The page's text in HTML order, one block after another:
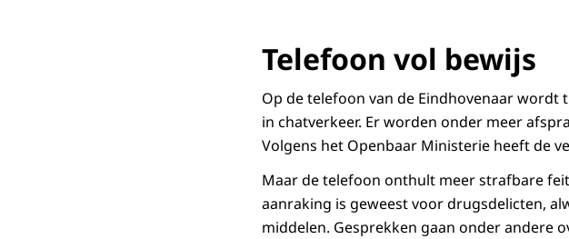
Telefoon vol bewijs
Op de telefoon van de Eindhovenaar
in chatverkeer. Er worden onder meer
Volgens het Openbaar Ministerie heeft de
Maar de telefoon onthult meer strafbare
aanraking is geweest voor drugsdelicten,
middelen. Gesprekken gaan onder andere